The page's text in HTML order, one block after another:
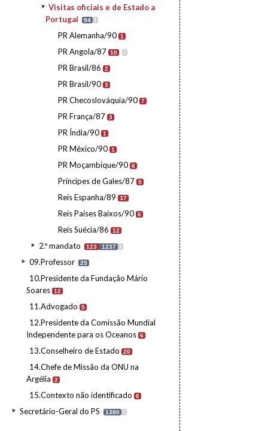
Visitas oficiais e de Estado a
Portugal
94 I
PR Alemanha/90 1
PR Angola/87 10 I
PR Brasil/86 2
PR Brasil/90 3
PR Checoslováquia/90 7
PR França/87 3
PR Índia/90 1
PR México/90 1
PR Moçambique/90 6
Príncipes de Gales/87 5
Reis Espanha/89 37
Reis Países Baixos/90 6
Reis Suécia/86 12
2.º mandato 123 1237 I
09.Professor 25
10.Presidente da Fundação Mário
Soares 12
11.Advogado 5
12.Presidente da Comissão Mundial
Independente para os Oceanos 6
13.Conselheiro de Estado 20
14.Chefe de Missão da ONU na
Argélia
2
15.Contexto não identificado 6
Secretário-Geral do PS 1380 I